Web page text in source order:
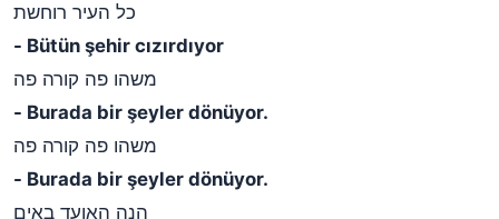
כל העיר רוחשת
- Bütün şehir cızırdıyor
משהו פה קורה פה
- Burada bir şeyler dönüyor.
משהו פה קורה פה
- Burada bir şeyler dönüyor.
הנה האועד באים